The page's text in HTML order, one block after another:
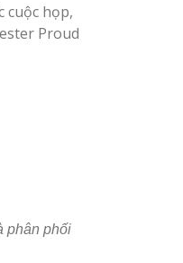
cuộc họp,
Proud
phân phối